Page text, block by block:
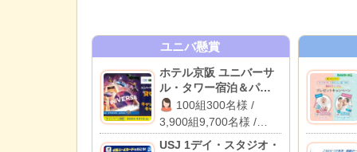
ユニバ懸賞
ホテル京阪 ユニバーサ
ル・タワー宿泊＆パー
ク貸切イベント / パーク
貸切イベント招待 / 1万
円キャッシュバック
100組300名様 /
3,900組9,700名様 /
2,000名様
USJ 1デイ・スタジオ・